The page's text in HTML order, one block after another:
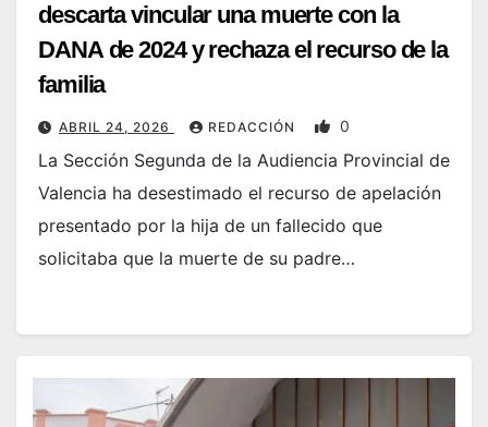
descarta vincular una muerte con la
DANA de 2024 y rechaza el recurso de la
familia
ABRIL 24, 2026 REDACCIÓN 0
La Sección Segunda de la Audiencia Provincial de
Valencia ha desestimado el recurso de apelación
presentado por la hija de un fallecido que
solicitaba que la muerte de su padre…